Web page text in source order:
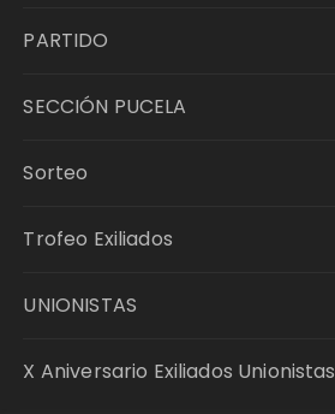
PARTIDO
SECCIÓN PUCELA
Sorteo
Trofeo Exiliados
UNIONISTAS
X Aniversario Exiliados Unionistas